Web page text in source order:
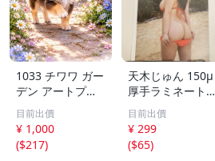
1033 チワワ ガー
デン アートプリ
ント 2L判 水彩画
風 犬 フラワー イ
ンテリア
目前出價
¥ 1,000
($217)
天木じゅん 150μ
厚手ラミネート加
工 6ページ 写真
集 SSS グラビア
切り抜き まとめ
て発送承ります。
目前出價
¥ 299
($65)